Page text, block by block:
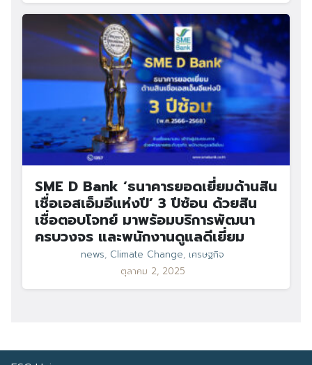
SME D Bank ‘ธนาคารยอดเยี่ยมด้านสิน
เชื่อเอสเอ็มอีแห่งปี’ 3 ปีซ้อน ด้วยสิน
เชื่อตอบโจทย์ มาพร้อมบริการพัฒนา
ครบวงจร และพนักงานดูแลดีเยี่ยม
news, Climate Change, เศรษฐกิจ
ตุลาคม 2, 2025